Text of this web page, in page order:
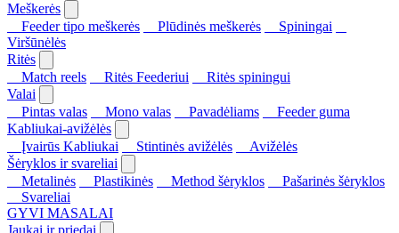
Meškerės
Feeder tipo meškerės
Plūdinės meškerės
Spiningai
Viršūnėlės
Ritės
Match reels
Ritės Feederiui
Ritės spiningui
Valai
Pintas valas
Mono valas Pavadėliams
Feeder guma
Kabliukai-avižėlės
Įvairūs Kabliukai
Stintinės avižėlės
Avižėlės
Šėryklos ir svareliai
Metalinės
Plastikinės Method šėryklos
Pašarinės šėryklos
Svareliai
GYVI MASALAI
Jaukai ir priedai